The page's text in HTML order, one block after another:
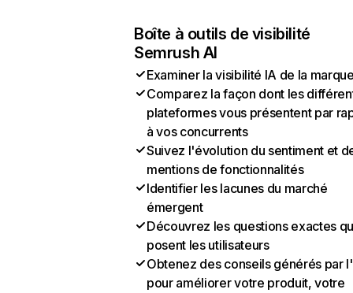
Boîte à outils de visibilité
Semrush AI
Examiner la visibilité IA de la
Comparez la façon dont les
plateformes vous présentent par
à vos concurrents
Suivez l'évolution du sentiment et
mentions de fonctionnalités
Identifier les lacunes du marché
émergent
Découvrez les questions exactes
posent les utilisateurs
Obtenez des conseils générés par
pour améliorer votre produit, votre